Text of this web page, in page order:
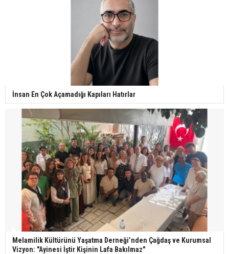
İnsan En Çok Açamadığı Kapıları Hatırlar
Melamilik Kültürünü Yaşatma Derneği’nden Çağdaş ve Kurumsal
Vizyon: "Ayinesi İştir Kişinin Lafa Bakılmaz"